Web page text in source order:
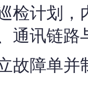
检计划
通讯链路
故障单并